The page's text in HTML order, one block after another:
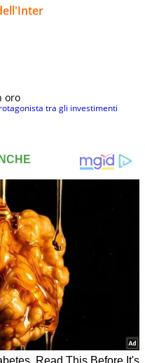
oro
tra gli investimenti